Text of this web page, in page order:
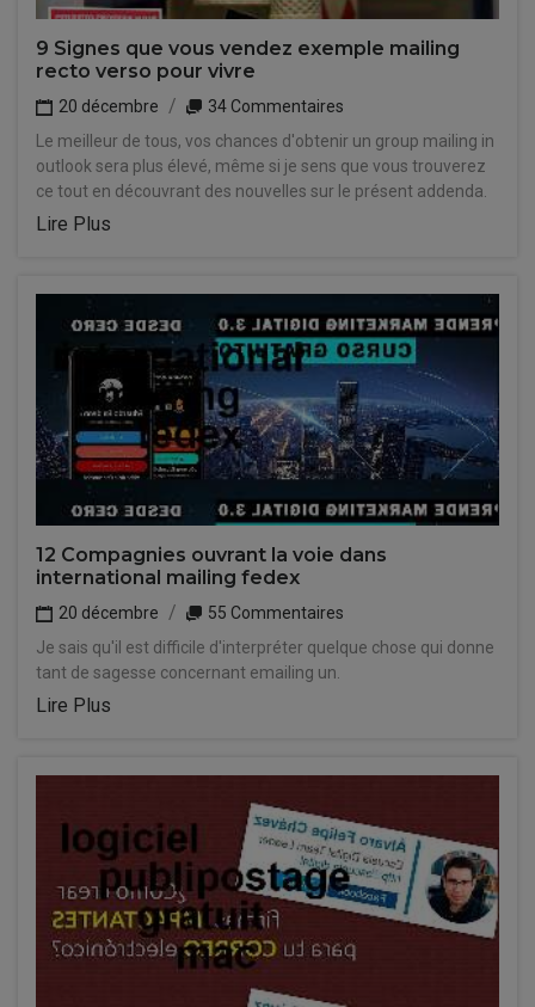
9 Signes que vous vendez exemple mailing
recto verso pour vivre
20 décembre
34 Commentaires
Le meilleur de tous, vos chances d'obtenir un group mailing in
outlook sera plus élevé, même si je sens que vous trouverez
ce tout en découvrant des nouvelles sur le présent addenda.
Lire Plus
12 Compagnies ouvrant la voie dans
international mailing fedex
20 décembre
55 Commentaires
Je sais qu'il est difficile d'interpréter quelque chose qui donne
tant de sagesse concernant emailing un.
Lire Plus